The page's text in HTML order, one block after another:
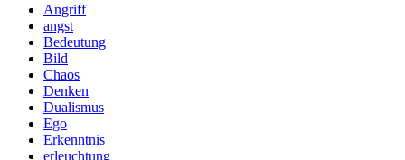
Angriff
angst
Bedeutung
Bild
Chaos
Denken
Dualismus
Ego
Erkenntnis
erleuchtung